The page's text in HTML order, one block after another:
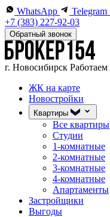
WhatsApp Telegram
+7 (383) 227-92-03
Обратный звонок
г. Новосибирск
ЖК на карте
Новостройки
Квартиры
Все квартиры
Студии
1-комнатные
2-комнатные
3-комнатные
4-комнатные
Апартаменты
Застройщики
Выгоды